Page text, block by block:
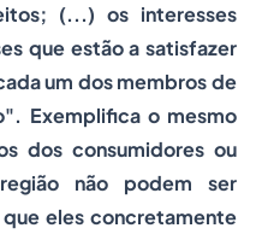
(...) os interesses
que estão a satisfazer
um dos membros de
Exemplifica o mesmo
dos consumidores ou
não podem ser
eles concretamente